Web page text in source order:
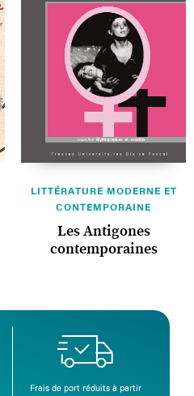
LITTÉRATURE MODERNE ET
CONTEMPORAINE
Les Antigones
contemporaines
Frais de port réduits à partir